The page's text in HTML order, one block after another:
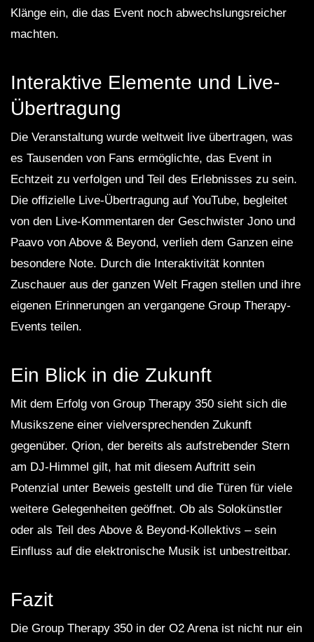
Klänge ein, die das Event noch abwechslungsreicher
machten.
Interaktive Elemente und Live-
Übertragung
Die Veranstaltung wurde weltweit live übertragen, was
es Tausenden von Fans ermöglichte, das Event in
Echtzeit zu verfolgen und Teil des Erlebnisses zu sein.
Die offizielle Live-Übertragung auf YouTube, begleitet
von den Live-Kommentaren der Geschwister Jono und
Paavo von Above & Beyond, verlieh dem Ganzen eine
besondere Note. Durch die Interaktivität konnten
Zuschauer aus der ganzen Welt Fragen stellen und ihre
eigenen Erinnerungen an vergangene Group Therapy-
Events teilen.
Ein Blick in die Zukunft
Mit dem Erfolg von Group Therapy 350 sieht sich die
Musikszene einer vielversprechenden Zukunft
gegenüber. Qrion, der bereits als aufstrebender Stern
am DJ-Himmel gilt, hat mit diesem Auftritt sein
Potenzial unter Beweis gestellt und die Türen für viele
weitere Gelegenheiten geöffnet. Ob als Solokünstler
oder als Teil des Above & Beyond-Kollektivs – sein
Einfluss auf die elektronische Musik ist unbestreitbar.
Fazit
Die Group Therapy 350 in der O2 Arena ist nicht nur ein